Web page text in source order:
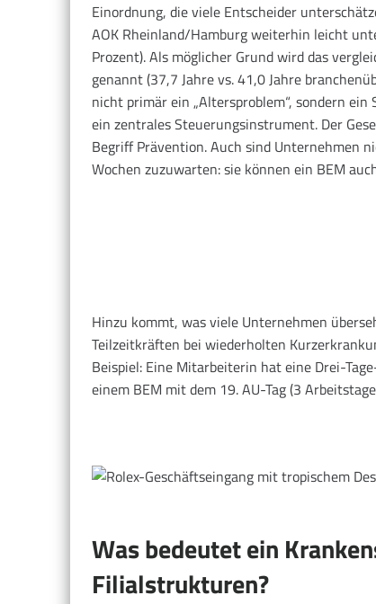
Einordnung, die viele Entscheider
AOK Rheinland/Hamburg weiterhin leicht
Prozent). Als möglicher Grund wird das
genannt (37,7 Jahre vs. 41,0 Jahre
nicht primär ein „Altersproblem“, sondern
ein zentrales Steuerungsinstrument. Der
Begriff Prävention. Auch sind Unternehmen
Wochen zuzuwarten: sie können ein BEM
Hinzu kommt, was viele Unternehmen
Teilzeitkräften bei wiederholten
Beispiel: Eine Mitarbeiterin hat eine Drei-
einem BEM mit dem 19. AU-Tag (3
Was bedeutet ein
Filialstrukturen?